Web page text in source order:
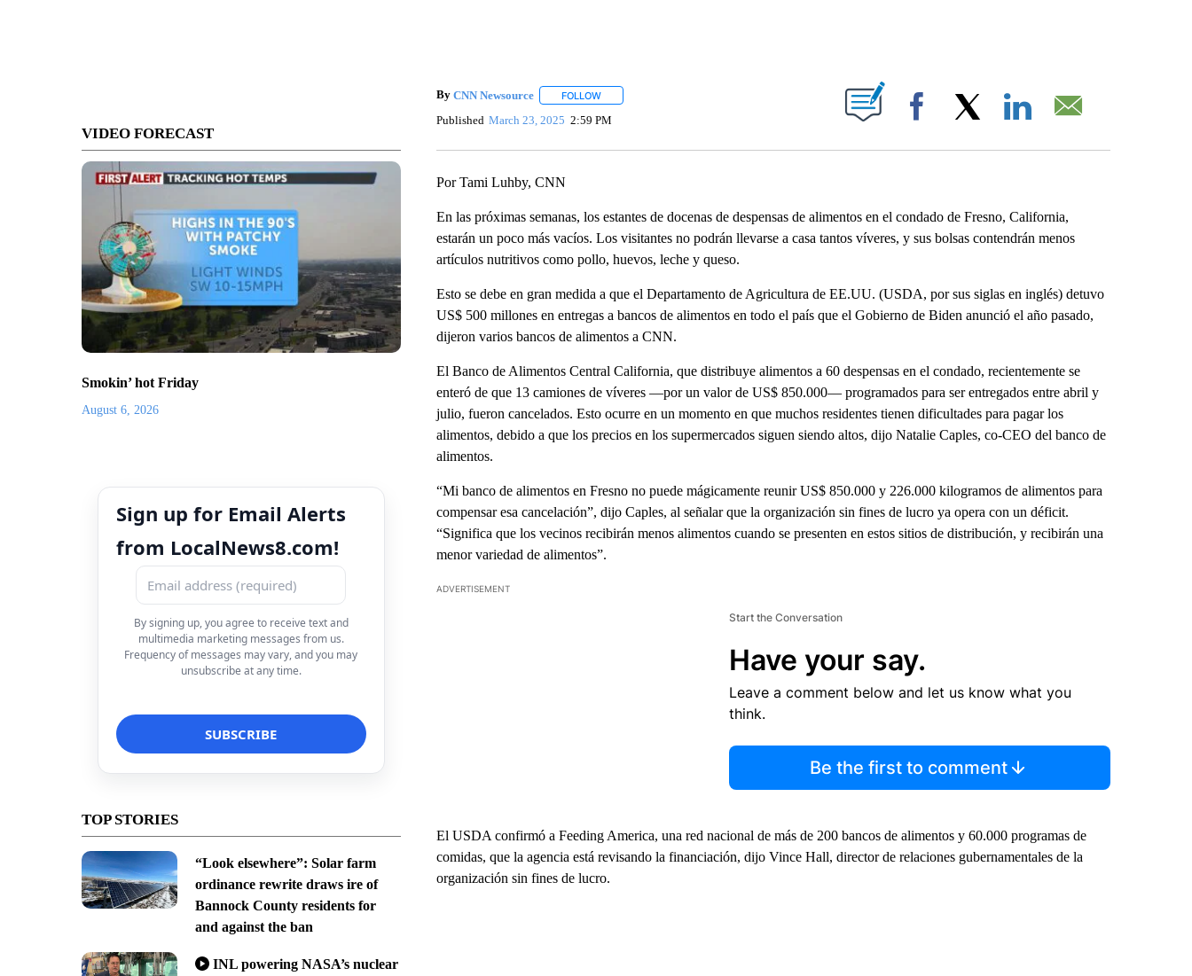
VIDEO FORECAST
Smokin’ hot Friday
August 6, 2026
Sign up for Email Alerts
from LocalNews8.com!
By signing up, you agree to receive text and
multimedia marketing messages from us.
Frequency of messages may vary, and you may
unsubscribe at any time.
TOP STORIES
“Look elsewhere”: Solar farm
ordinance rewrite draws ire of
Bannock County residents for
and against the ban
INL powering NASA’s nuclear
By CNN Newsource FOLLOWFOLLOW "" TO RECEIVE NOTIFICATIONS ABOUT NEW PAGES ON "".
Published March 23, 2025 2:59 PM Facebook
Por Tami Luhby, CNN
En las próximas semanas, los estantes de docenas de despensas de alimentos en el condado de Fresno, California,
estarán un poco más vacíos. Los visitantes no podrán llevarse a casa tantos víveres, y sus bolsas contendrán menos
artículos nutritivos como pollo, huevos, leche y queso.
Esto se debe en gran medida a que el Departamento de Agricultura de EE.UU. (USDA, por sus siglas en inglés) detuvo
US$ 500 millones en entregas a bancos de alimentos en todo el país que el Gobierno de Biden anunció el año pasado,
dijeron varios bancos de alimentos a CNN.
El Banco de Alimentos Central California, que distribuye alimentos a 60 despensas en el condado, recientemente se
enteró de que 13 camiones de víveres —por un valor de US$ 850.000— programados para ser entregados entre abril y
julio, fueron cancelados. Esto ocurre en un momento en que muchos residentes tienen dificultades para pagar los
alimentos, debido a que los precios en los supermercados siguen siendo altos, dijo Natalie Caples, co-CEO del banco de
alimentos.
“Mi banco de alimentos en Fresno no puede mágicamente reunir US$ 850.000 y 226.000 kilogramos de alimentos para
compensar esa cancelación”, dijo Caples, al señalar que la organización sin fines de lucro ya opera con un déficit.
“Significa que los vecinos recibirán menos alimentos cuando se presenten en estos sitios de distribución, y recibirán una
menor variedad de alimentos”.
ADVERTISEMENT
Start the Conversation
Have your say.
Leave a comment below and let us know what you
think.
Be the first to comment
El USDA confirmó a Feeding America, una red nacional de más de 200 bancos de alimentos y 60.000 programas de
comidas, que la agencia está revisando la financiación, dijo Vince Hall, director de relaciones gubernamentales de la
organización sin fines de lucro.